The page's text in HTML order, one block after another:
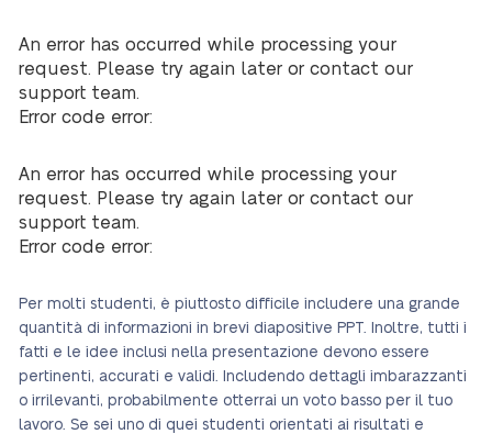
An error has occurred while processing your
request. Please try again later or contact our
support team.
Error code error:
An error has occurred while processing your
request. Please try again later or contact our
support team.
Error code error:
Per molti studenti, è piuttosto difficile includere una grande
quantità di informazioni in brevi diapositive PPT. Inoltre, tutti i
fatti e le idee inclusi nella presentazione devono essere
pertinenti, accurati e validi. Includendo dettagli imbarazzanti
o irrilevanti, probabilmente otterrai un voto basso per il tuo
lavoro. Se sei uno di quei studenti orientati ai risultati e